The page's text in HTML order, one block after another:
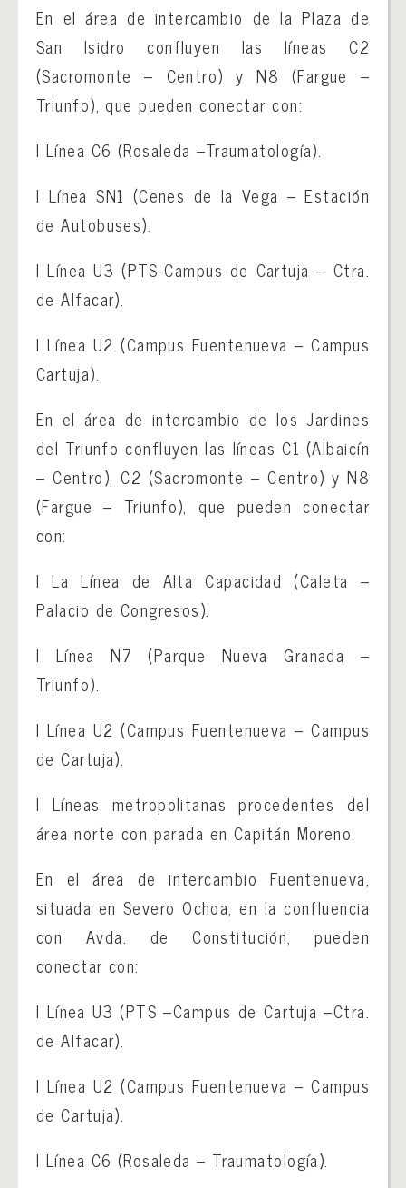
En el área de intercambio de la Plaza de
San Isidro confluyen las líneas C2
(Sacromonte – Centro) y N8 (Fargue –
Triunfo), que pueden conectar con:
l Línea C6 (Rosaleda –Traumatología).
l Línea SN1 (Cenes de la Vega – Estación
de Autobuses).
l Línea U3 (PTS-Campus de Cartuja – Ctra.
de Alfacar).
l Línea U2 (Campus Fuentenueva – Campus
Cartuja).
En el área de intercambio de los Jardines
del Triunfo confluyen las líneas C1 (Albaicín
– Centro), C2 (Sacromonte – Centro) y N8
(Fargue – Triunfo), que pueden conectar
con:
l La Línea de Alta Capacidad (Caleta –
Palacio de Congresos).
l Línea N7 (Parque Nueva Granada –
Triunfo).
l Línea U2 (Campus Fuentenueva – Campus
de Cartuja).
l Líneas metropolitanas procedentes del
área norte con parada en Capitán Moreno.
En el área de intercambio Fuentenueva,
situada en Severo Ochoa, en la confluencia
con Avda. de Constitución, pueden
conectar con:
l Línea U3 (PTS –Campus de Cartuja –Ctra.
de Alfacar).
l Línea U2 (Campus Fuentenueva – Campus
de Cartuja).
l Línea C6 (Rosaleda – Traumatología).